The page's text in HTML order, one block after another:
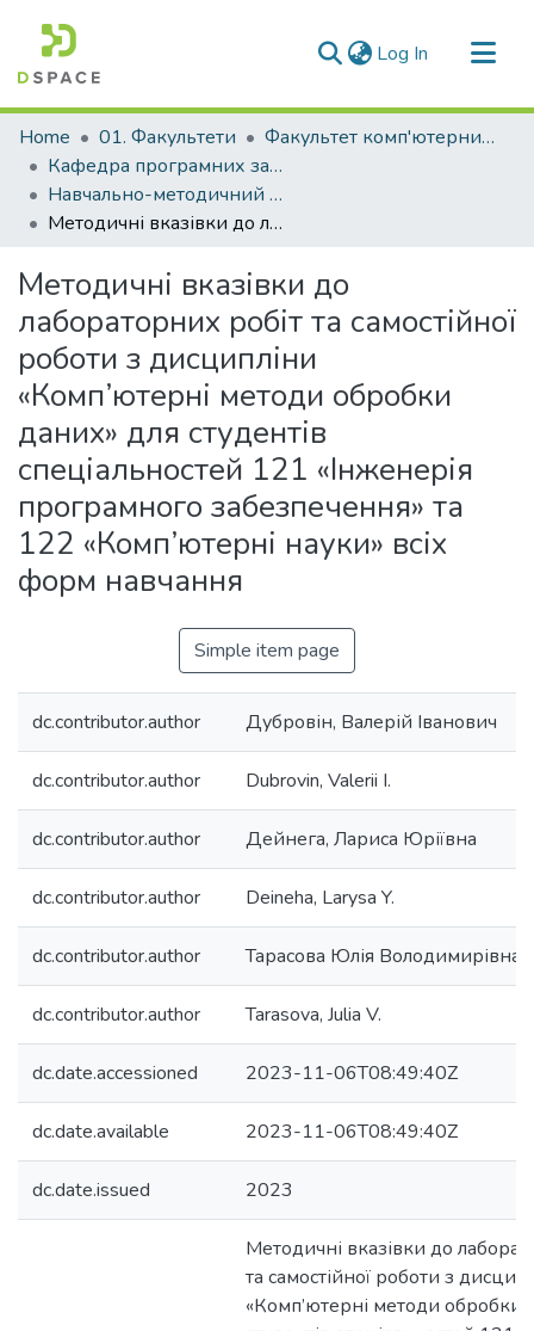
Log In (current)
Communities & Collections
All of DSpace
Statistics
Home 01. Факультети
Факультет комп'ютерних наук і технологій
Кафедра програмних засобів (Кафедра ПЗ)
Навчально-методичний комплекс дисциплін кафедри ПЗ
Методичні вказівки до лабораторних робіт та самостійної роботи з дисципліни «Комп’ютерні методи обробки даних» для студентів спеціальностей 121 «Інженерія програмного забезпечення» та 122 «Комп’ютерні науки» всіх форм навчання
Методичні вказівки до
лабораторних робіт та самостійної
роботи з дисципліни
«Комп’ютерні методи обробки
даних» для студентів
спеціальностей 121 «Інженерія
програмного забезпечення» та
122 «Комп’ютерні науки» всіх
форм навчання
Simple item page
dc.contributor.author Дубровін, Валерій Іванович
dc.contributor.author Dubrovin, Valerii I.
dc.contributor.author Дейнега, Лариса Юріївна
dc.contributor.author Deineha, Larysa Y.
dc.contributor.author Тарасова Юлія Володимирівна
dc.contributor.author Tarasova, Julia V.
dc.date.accessioned 2023-11-06T08:49:40Z
dc.date.available 2023-11-06T08:49:40Z
dc.date.issued 2023
Методичні вказівки до
та самостійної роботи з
«Комп’ютерні методи обробки